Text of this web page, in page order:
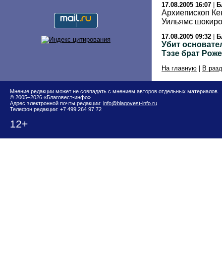
17.08.2005 16:07 |
Архиепископ
Уильямс
17.08.2005 09:32
Убит
Тэзе брат
На главную В
Мнение редакции может не совпадать с мнением авторов отдельных материалов.
© 2005–2026 «Благовест-инфо»
Адрес электронной почты редакции: info@blagovest-info.ru
Телефон редакции: +7 499 264 97 72
12+